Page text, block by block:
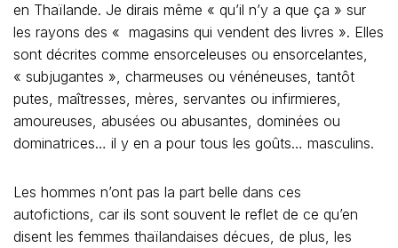
en Thaïlande. Je dirais même « qu’il n’y a que ça » sur
les rayons des « magasins qui vendent des livres ». Elles
sont décrites comme ensorceleuses ou ensorcelantes,
« subjugantes », charmeuses ou vénéneuses, tantôt
putes, maîtresses, mères, servantes ou infirmieres,
amoureuses, abusées ou abusantes, dominées ou
dominatrices… il y en a pour tous les goûts… masculins.
Les hommes n’ont pas la part belle dans ces
autofictions, car ils sont souvent le reflet de ce qu’en
disent les femmes thaïlandaises décues, de plus, les